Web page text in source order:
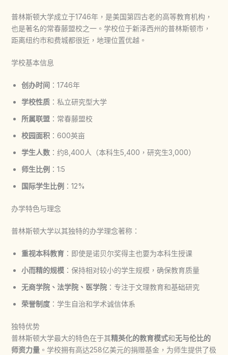
普林斯顿大学成立于1746年，是美国第四古老的高等教育机构，
也是著名的常春藤盟校之一。学校位于新泽西州的普林斯顿市，
距离纽约市和费城都很近，地理位置优越。
学校基本信息
创办时间 ：1746年
学校性质：私立研究型大学
所属联盟 ：常春藤盟校
校园面积：600英亩
学生人数：约8,400人（本科生5,400，研究生3,000）
师生比例 ：1:5
国际学生比例 ：12%
办学特色与理念
普林斯顿大学以其独特的办学理念著称：
重视本科教育：即使是诺贝尔奖得主也要为本科生授课
小而精的规模：保持相对较小的学生规模，确保教育质量
无商学院、法学院、医学院：专注于文理教育和基础研究
荣誉制度：学生自治和学术诚信体系
独特优势
普林斯顿大学最大的特色在于其精英化的教育模式和无与伦比的
师资力量。学校拥有高达258亿美元的捐赠基金，为师生提供了极